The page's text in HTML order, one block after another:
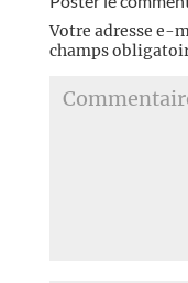
Votre adresse e-
champs